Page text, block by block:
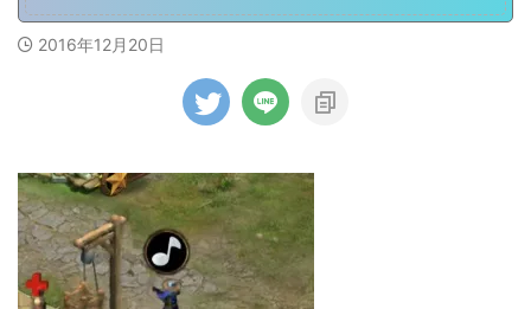
2016年12月20日